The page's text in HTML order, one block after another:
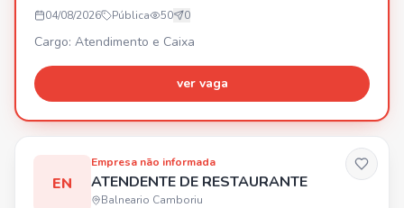
04/08/2026 Pública 50 0
Cargo: Atendimento e Caixa
ver vaga
EN
Empresa não informada
ATENDENTE DE RESTAURANTE
Balneario Camboriu